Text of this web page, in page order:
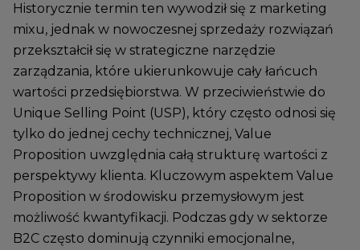
Historycznie termin ten wywodził się z marketing
mixu, jednak w nowoczesnej sprzedaży rozwiązań
przekształcił się w strategiczne narzędzie
zarządzania, które ukierunkowuje cały łańcuch
wartości przedsiębiorstwa. W przeciwieństwie do
Unique Selling Point (USP), który często odnosi się
tylko do jednej cechy technicznej, Value
Proposition uwzględnia całą strukturę wartości z
perspektywy klienta. Kluczowym aspektem Value
Proposition w środowisku przemysłowym jest
możliwość kwantyfikacji. Podczas gdy w sektorze
B2C często dominują czynniki emocjonalne,